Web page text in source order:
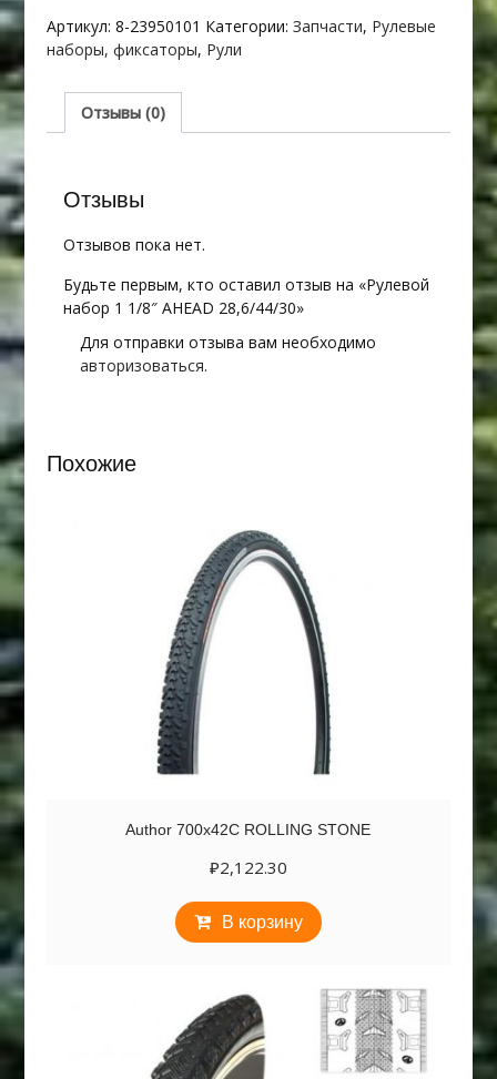
набор
AHEAD
28,6/44/30
Артикул: 8-23950101 Категории: Запчасти, Рулевые
наборы, фиксаторы, Рули
Отзывы (0)
Отзывы
Отзывов пока нет.
Будьте первым, кто оставил отзыв на «Рулевой
набор 1 1/8″ AHEAD 28,6/44/30»
Для отправки отзыва вам необходимо
авторизоваться.
Похожие
Author 700х42С ROLLING STONE
₽2,122.30
В корзину